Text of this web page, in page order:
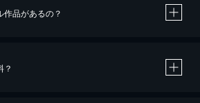
品があるの？
？